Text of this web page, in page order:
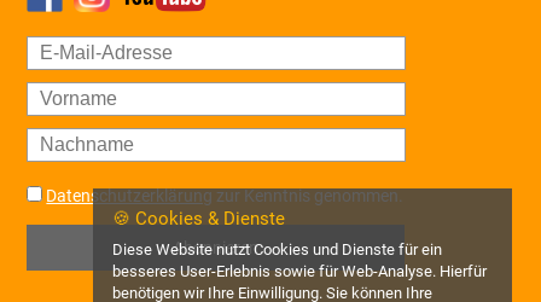
Datenschutzerklärung zur Kenntnis genommen.
Abonnieren
🍪 Cookies & Dienste
Diese Website nutzt Cookies und Dienste für ein
besseres User-Erlebnis sowie für Web-Analyse. Hierfür
benötigen wir Ihre Einwilligung. Sie können Ihre